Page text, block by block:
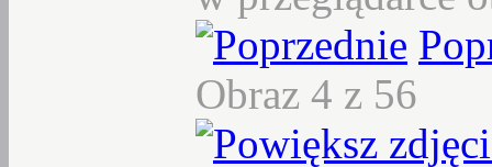
Obraz 4 z 56